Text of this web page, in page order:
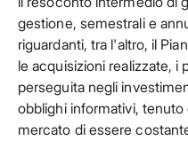
gestione, semestrali e
riguardanti, tra l'altro, il
le acquisizioni realizzate, i
perseguita negli
obblighi informativi,
mercato di essere